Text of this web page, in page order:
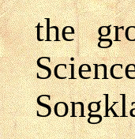
the